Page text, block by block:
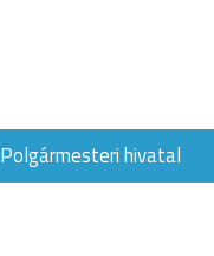
Polgármesteri hivatal